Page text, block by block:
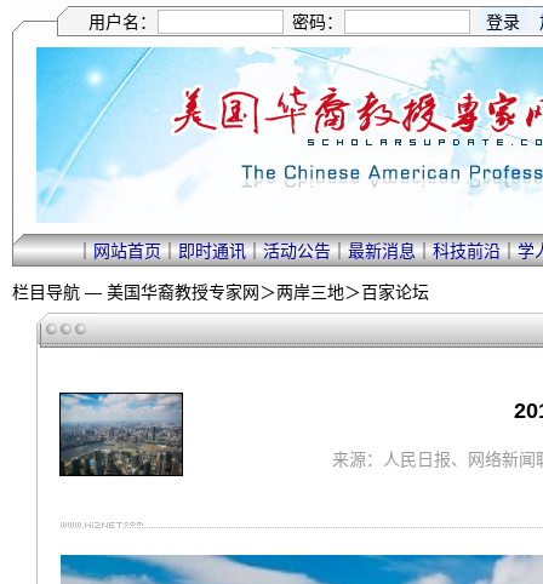
用户名： 密码：
｜网站首页｜即时通讯｜活动公告｜最新消息｜科技前沿｜学
栏目导航 — 美国华裔教授专家网＞两岸三地＞百家论坛
来源：人民日报、网络新